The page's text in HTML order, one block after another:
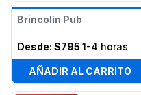
Brincolín Pub
Desde: $795 1-4 horas
AÑADIR AL CARRITO